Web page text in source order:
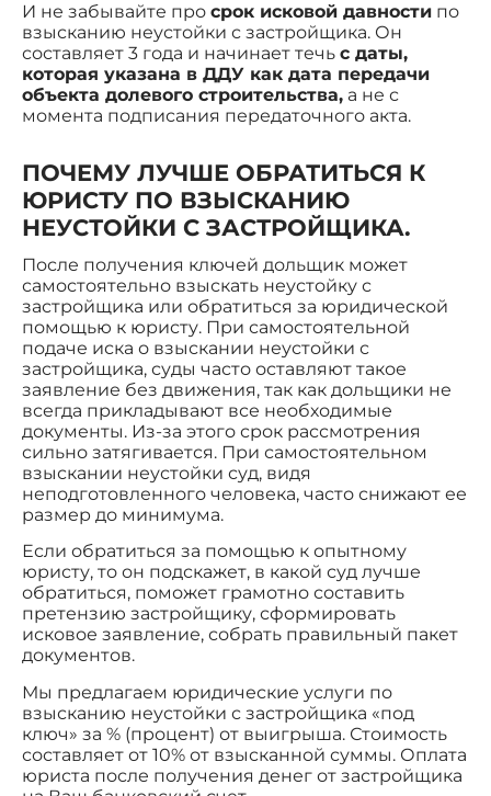
И не забывайте про срок исковой давности по
взысканию неустойки с застройщика. Он
составляет 3 года и начинает течь с даты,
которая указана в ДДУ как дата передачи
объекта долевого строительства, а не с
момента подписания передаточного акта.
ПОЧЕМУ ЛУЧШЕ ОБРАТИТЬСЯ К
ЮРИСТУ ПО ВЗЫСКАНИЮ
НЕУСТОЙКИ С ЗАСТРОЙЩИКА.
После получения ключей дольщик может
самостоятельно взыскать неустойку с
застройщика или обратиться за юридической
помощью к юристу. При самостоятельной
подаче иска о взыскании неустойки с
застройщика, суды часто оставляют такое
заявление без движения, так как дольщики не
всегда прикладывают все необходимые
документы. Из-за этого срок рассмотрения
сильно затягивается. При самостоятельном
взыскании неустойки суд, видя
неподготовленного человека, часто снижают ее
размер до минимума.
Если обратиться за помощью к опытному
юристу, то он подскажет, в какой суд лучше
обратиться, поможет грамотно составить
претензию застройщику, сформировать
исковое заявление, собрать правильный пакет
документов.
Мы предлагаем юридические услуги по
взысканию неустойки с застройщика «под
ключ» за % (процент) от выигрыша. Стоимость
составляет от 10% от взысканной суммы. Оплата
юриста после получения денег от застройщика